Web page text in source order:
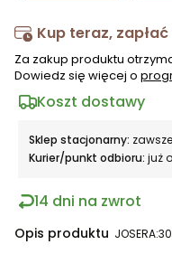
Kup teraz,
Za zakup produktu
Dowiedz się więcej o
Koszt dostawy
Sklep stacjonarny:
Kurier/punkt odbioru: już
14 dni na zwrot
Opis produktu